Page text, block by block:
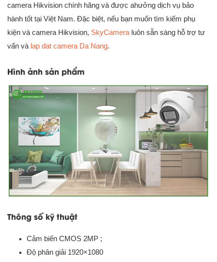
camera Hikvision chính hãng và được ahưởng dịch vụ bảo
hành tốt tại Việt Nam. Đặc biệt, nếu bạn muốn tìm kiếm phụ
kiện và camera Hikvision, SkyCamera luôn sẵn sàng hỗ trợ tư
vấn và lap dat camera Da Nang.
Hình ảnh sản phẩm
Thông số kỹ thuật
Cảm biến CMOS 2MP ;
Độ phân giải 1920×1080